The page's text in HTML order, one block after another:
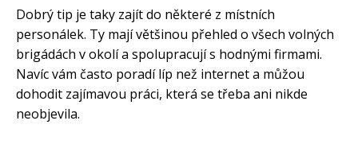
Dobrý tip je taky zajít do některé z místních
personálek. Ty mají většinou přehled o všech volných
brigádách v okolí a spolupracují s hodnými firmami.
Navíc vám často poradí líp než internet a můžou
dohodit zajímavou práci, která se třeba ani nikde
neobjevila.